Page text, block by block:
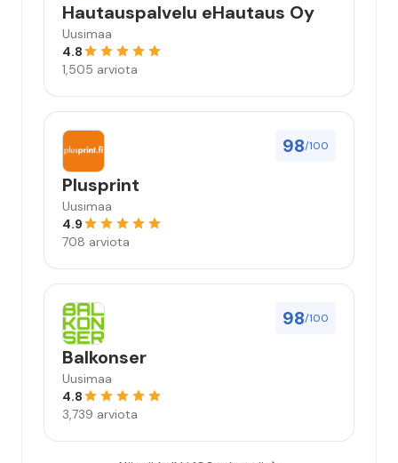
Hautauspalvelu eHautaus Oy
Uusimaa
4.8
1,505 arviota
98/100
Plusprint
Uusimaa
4.9
708 arviota
98/100
Balkonser
Uusimaa
4.8
3,739 arviota